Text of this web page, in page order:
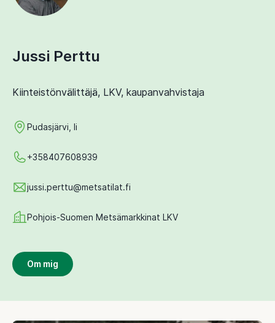
Jussi Perttu
Kiinteistönvälittäjä, LKV, kaupanvahvistaja
Pudasjärvi, Ii
+358407608939
jussi.perttu@metsatilat.fi
Pohjois-Suomen Metsämarkkinat LKV
Om mig